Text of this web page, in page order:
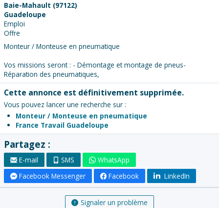
Baie-Mahault (97122)
Guadeloupe
Emploi
Offre
Monteur / Monteuse en pneumatique
Vos missions seront : - Démontage et montage de pneus-
Réparation des pneumatiques,
Cette annonce est définitivement supprimée.
Vous pouvez lancer une recherche sur :
Monteur / Monteuse en pneumatique
France Travail Guadeloupe
Partagez :
E-mail SMS
WhatsApp
Facebook Messenger
Facebook LinkedIn
Signaler un problème